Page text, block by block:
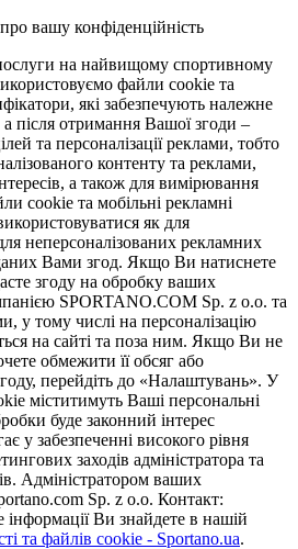
вашу конфіденційність
на найвищому спортивному
файли cookie та
які забезпечують належне
після отримання Вашої згоди –
та персоналізації реклами, тобто
контенту та реклами,
а також для вимірювання
cookie та мобільні рекламні
як для
неперсоналізованих рекламних
Вами згод. Якщо Ви натиснете
згоду на обробку ваших
SPORTANO.COM Sp. z o.o. та
у тому числі на персоналізацію
на сайті та поза ним. Якщо Ви не
обмежити її обсяг або
перейдіть до «Налаштувань». У
міститимуть Ваші персональні
буде законний інтерес
у забезпеченні високого рівня
заходів адміністратора та
Адміністратором ваших
Sp. z o.o. Контакт:
інформації Ви знайдете в нашій
та файлів cookie - Sportano.ua.